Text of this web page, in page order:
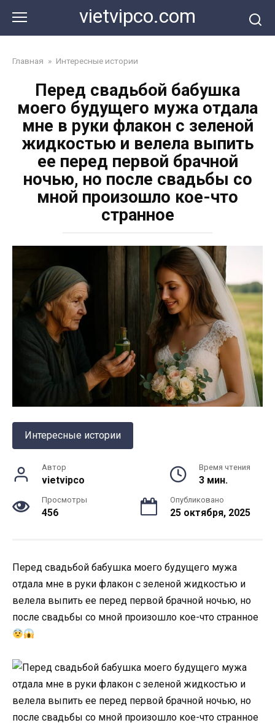
контенту
vietvipco.com
Главная » Интересные истории
Перед свадьбой бабушка
моего будущего мужа отдала
мне в руки флакон с зеленой
жидкостью и велела выпить
ее перед первой брачной
ночью, но после свадьбы со
мной произошло кое-что
странное
Интересные истории
Автор
vietvipco
Время чтения
3 мин.
Просмотры
456
Опубликовано
25 октября, 2025
Перед свадьбой бабушка моего будущего мужа
отдала мне в руки флакон с зеленой жидкостью и
велела выпить ее перед первой брачной ночью, но
после свадьбы со мной произошло кое-что странное